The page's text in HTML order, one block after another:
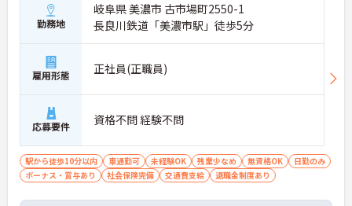
勤務地
岐阜県 美濃市 古市場町2550-1
長良川鉄道「美濃市駅」徒歩5分
雇用形態 正社員(正職員)
応募要件 資格不問 経験不問
駅から徒歩10分以内 車通勤可 未経験OK 残業少なめ 無資格OK
日勤のみ
ボーナス・賞与あり
社会保険完備 交通費支給 退職金制度あり